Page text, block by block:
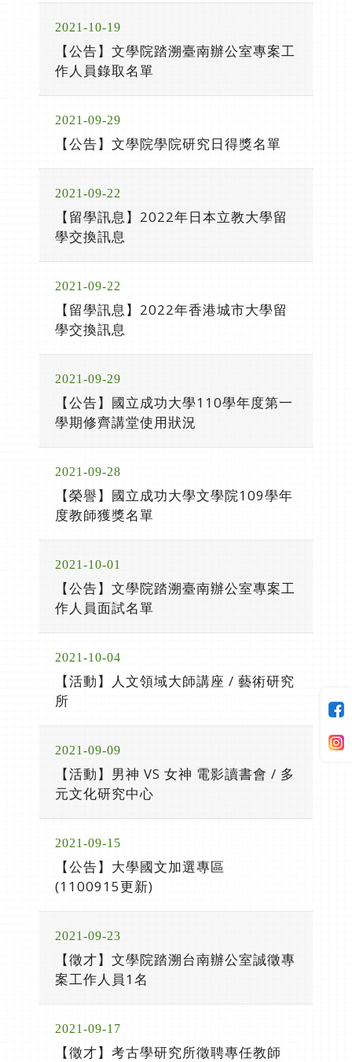
2021-10-19
【公告】文學院踏溯臺南辦公室專案工
作人員錄取名單
2021-09-29
【公告】文學院學院研究日得獎名單
2021-09-22
【留學訊息】2022年日本立教大學留
學交換訊息
2021-09-22
【留學訊息】2022年香港城市大學留
學交換訊息
2021-09-29
【公告】國立成功大學110學年度第一
學期修齊講堂使用狀況
2021-09-28
【榮譽】國立成功大學文學院109學年
度教師獲獎名單
2021-10-01
【公告】文學院踏溯臺南辦公室專案工
作人員面試名單
2021-10-04
【活動】人文領域大師講座 / 藝術研究
所
2021-09-09
【活動】男神 VS 女神 電影讀書會 / 多
元文化研究中心
2021-09-15
【公告】大學國文加選專區
(1100915更新)
2021-09-23
【徵才】文學院踏溯台南辦公室誠徵專
案工作人員1名
2021-09-17
【徵才】考古學研究所徵聘專任教師